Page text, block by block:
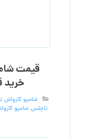
قیمت
شامپو کارواش
تاچلس,شامپو